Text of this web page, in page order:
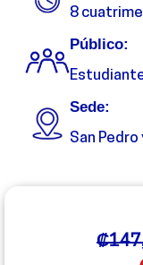
8
Público:
Sede:
San Pedro
₡